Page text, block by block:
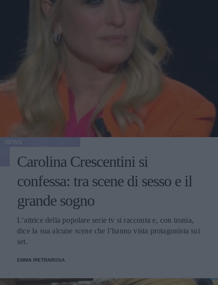
Carolina Crescentini si
confessa: tra scene di sesso e il
grande sogno
L’attrice della popolare serie tv si racconta e, con ironia,
dice la sua alcune scene che l’hanno vista protagonista sui
set.
EMMA PIETRAROSA